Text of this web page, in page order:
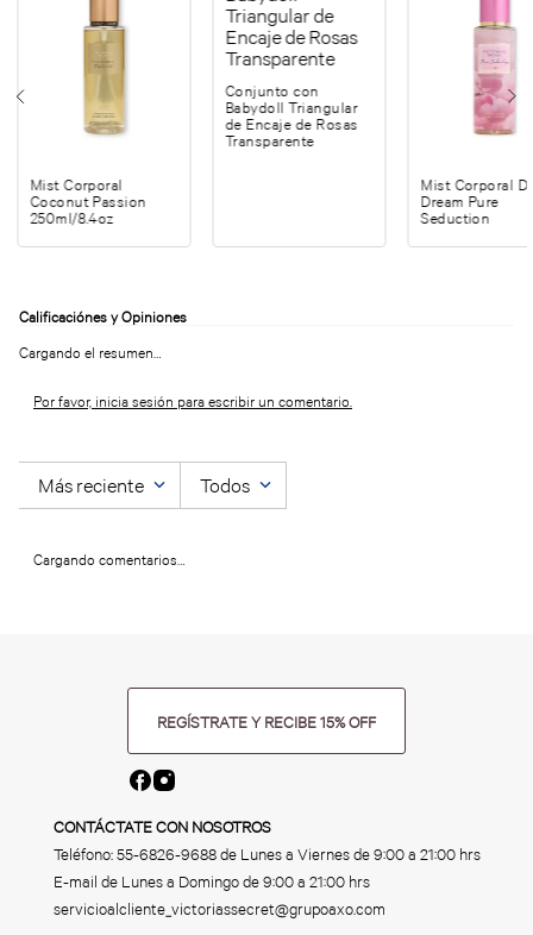
Mist Corporal
Coconut Passion
250ml/8.4oz
Conjunto con
Babydoll Triangular
de Encaje de Rosas
Transparente
Mist Corporal
Dream Pure
Seduction
Cargando el resumen…
Por favor, inicia sesión para escribir un comentario.
Más reciente Todos
Cargando comentarios…
REGÍSTRATE Y RECIBE 15% OFF
CONTÁCTATE CON NOSOTROS
Teléfono:55-6826-9688de Lunes a Viernes de 9:00 a 21:00 hrs
E-mail de Lunes a Domingo de 9:00 a 21:00 hrs
servicioalcliente_victoriassecret@grupoaxo.com